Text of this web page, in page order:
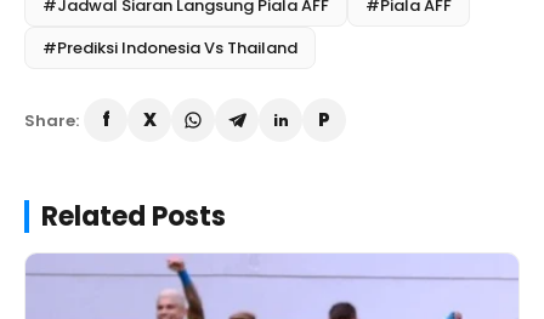
#Jadwal Siaran Langsung Piala AFF
#Piala AFF
#Prediksi Indonesia Vs Thailand
Share:
Related Posts